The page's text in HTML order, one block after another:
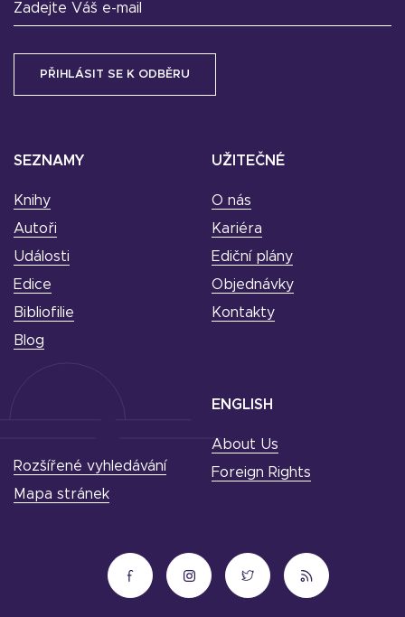
SEZNAMY
Knihy
Autoři
Události
Edice
Bibliofilie
Blog
UŽITEČNÉ
O nás
Kariéra
Ediční plány
Objednávky
Kontakty
Zadejte Váš e-mail
ENGLISH
About Us
Foreign Rights
Rozšířené vyhledávání
Mapa stránek